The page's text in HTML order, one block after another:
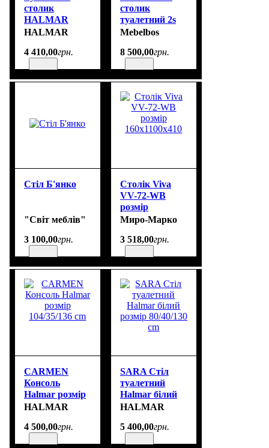
столик
HALMAR
CARMEN
HALMAR
4 410,00грн.
столик
туалетний 2s
taupe / дуб
Mebelbos
8 500,00грн.
Стіл Б'янко
"Світ меблів"
3 100,00грн.
Cтолік Viva
VV-72-WB
розмір
160x1100x410
Миро-Марко
3 518,00грн.
CARMEN
Консоль
Halmar розмір
104/35/136 cm
HALMAR
4 500,00грн.
SARA Стіл
туалетний
Halmar білий
розмір
HALMAR
5 400,00грн.